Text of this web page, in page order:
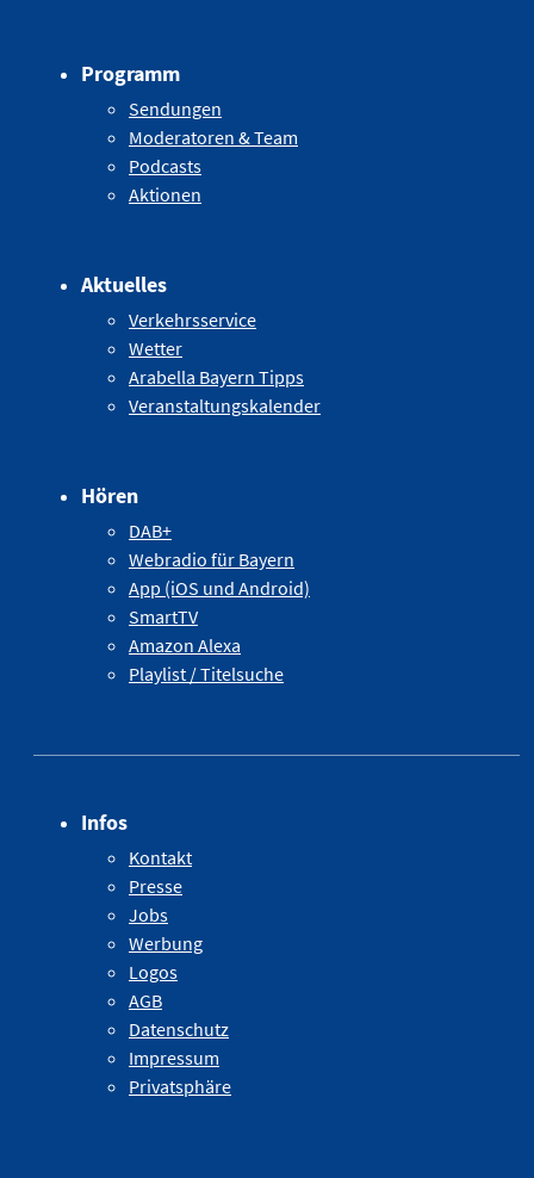
Programm
Sendungen
Moderatoren & Team
Podcasts
Aktionen
Aktuelles
Verkehrsservice
Wetter
Arabella Bayern Tipps
Veranstaltungskalender
Hören
DAB+
Webradio für Bayern
App (iOS und Android)
SmartTV
Amazon Alexa
Playlist / Titelsuche
Infos
Kontakt
Presse
Jobs
Werbung
Logos
AGB
Datenschutz
Impressum
Privatsphäre